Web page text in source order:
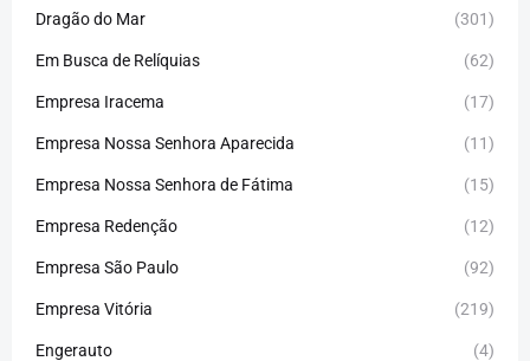
Dragão do Mar (301)
Em Busca de Relíquias (62)
Empresa Iracema (17)
Empresa Nossa Senhora Aparecida (11)
Empresa Nossa Senhora de Fátima (15)
Empresa Redenção (12)
Empresa São Paulo (92)
Empresa Vitória (219)
Engerauto (4)